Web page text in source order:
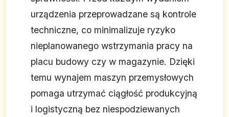
urządzenia przeprowadzane są kontrole
techniczne, co minimalizuje ryzyko
nieplanowanego wstrzymania pracy na
placu budowy czy w magazynie. Dzięki
temu wynajem maszyn przemysłowych
pomaga utrzymać ciągłość produkcyjną
i logistyczną bez niespodziewanych